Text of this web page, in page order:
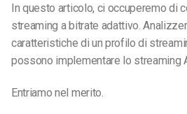
In questo articolo, ci occuperemo di
streaming a bitrate adattivo.
caratteristiche di un profilo di
possono implementare lo streaming
Entriamo nel merito.